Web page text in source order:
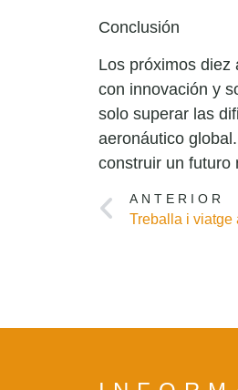
Conclusión
Los próximos diez
con innovación y
solo superar las
aeronáutico
construir un futuro
ANTERIOR